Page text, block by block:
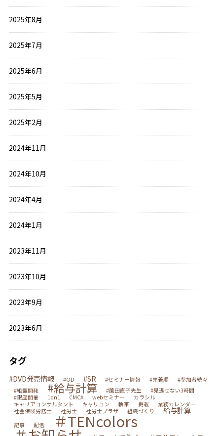
2025年8月
2025年7月
2025年6月
2025年5月
2025年2月
2024年11月
2024年10月
2024年4月
2024年1月
2023年11月
2023年10月
2023年9月
2023年6月
タグ
#DVD発売情報 #OD #SR #セミナー情報 #先着順
#参加者続々
#組織開発
#給与計算 #薗田直子先生
#見逃せない3時間
#銀座開催
1on1 CMCA webセミナー
カラシル
キャリアコンサルタント
キャリコン 執筆 掲載
業務カレンダー
社会保険労務士
社労士 社労士プラザ 組織づくり 給与計算
記事 配信 ＃TENcolors